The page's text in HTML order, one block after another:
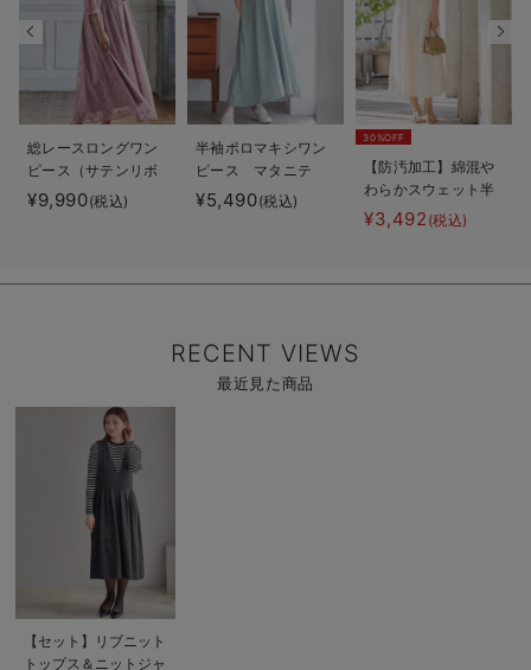
総レースロングワン
ピース（サテンリボ
ンベルト付） マタ
ニティ・授乳服【出
¥9,990(税込)
半袖ポロマキシワン
ピース マタニテ
ィ・授乳服【出産後
も長く使える】
¥5,490(税込)
30%OFF
【防汚加工】綿混や
わらかスウェット半
袖フレアワンピー
ス マタニティ・産
¥3,492 (税込)
RECENT VIEWS
最近見た商品
商
商
品
【セット】リブニット
トップス＆ニットジャ